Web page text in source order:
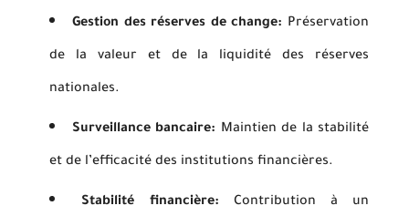
Gestion des réserves de change: Préservation
de la valeur et de la liquidité des réserves
nationales.
Surveillance bancaire: Maintien de la stabilité
et de l’efficacité des institutions financières.
Stabilité financière: Contribution à un